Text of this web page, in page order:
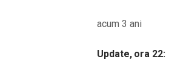
acum 3 ani
Update, ora 22: